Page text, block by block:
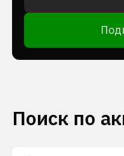
Поиск по